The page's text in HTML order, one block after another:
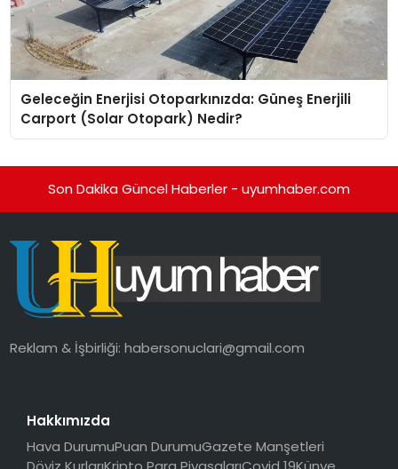
Geleceğin Enerjisi Otoparkınızda: Güneş Enerjili
Carport (Solar Otopark) Nedir?
Son Dakika Güncel Haberler - uyumhaber.com
Reklam & İşbirliği:habersonuclari@gmail.com
Hakkımızda
Hava DurumuPuan DurumuGazete Manşetleri